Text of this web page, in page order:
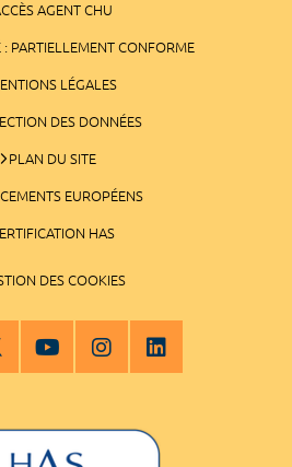
AGENT CHU
: PARTIELLEMENT CONFORME
LÉGALES
DES DONNÉES
PLAN DU SITE
EUROPÉENS
HAS
DES COOKIES